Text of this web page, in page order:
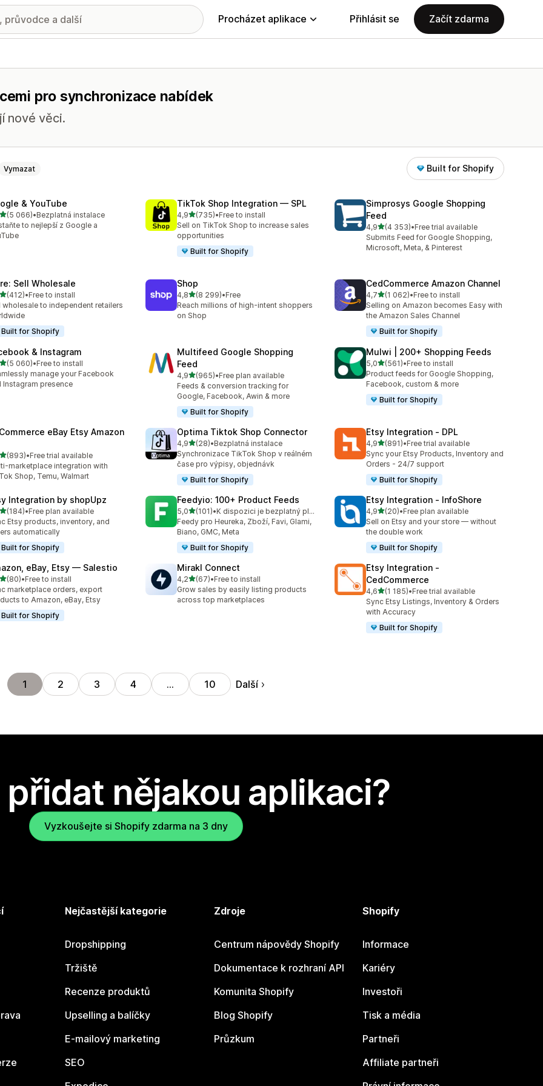
Procházet aplikace Přihlásit se Začít zdarma
pro synchronizace nabídek
nové věci.
Vymazat Built for Shopify
& YouTube
z 5 hvězd
(5 066)počet recenzí: 5066
•Bezplatná instalace
to nejlepší z Google a
TikTok Shop Integration — SPL
4,9z 5 hvězd
(735)
Celkový počet recenzí: 735
•Free to install
Sell on TikTok Shop to increase sales
opportunities
Built for Shopify
Simprosys Google Shopping
Feed
4,9z 5 hvězd
(4 353)
Celkový počet recenzí: 4353
•Free trial available
Submits Feed for Google Shopping,
Microsoft, Meta, & Pinterest
Sell Wholesale
z 5 hvězd
(412)počet recenzí: 412
•Free to install
wholesale to independent retailers
Built for Shopify
Shop
4,8z 5 hvězd
(8 299)
Celkový počet recenzí: 8299
•Free
Reach millions of high-intent shoppers
on Shop
CedCommerce Amazon Channel
4,7z 5 hvězd
(1 062)
Celkový počet recenzí: 1062
•Free to install
Selling on Amazon becomes Easy with
the Amazon Sales Channel
Built for Shopify
& Instagram
z 5 hvězd
(5 060)
počet recenzí: 5060
•Free to install
manage your Facebook
Instagram presence
Multifeed Google Shopping
Feed
4,9z 5 hvězd
(965)
Celkový počet recenzí: 965
•Free plan available
Feeds & conversion tracking for
Google, Facebook, Awin & more
Built for Shopify
Mulwi | 200+ Shopping Feeds
5,0z 5 hvězd
(561)
Celkový počet recenzí: 561
•Free to install
Product feeds for Google Shopping,
Facebook, custom & more
Built for Shopify
eBay Etsy Amazon
z 5 hvězd
(893)počet recenzí: 893
•Free trial available
marketplace integration with
Shop, Temu, Walmart
Optima Tiktok Shop Connector
4,9z 5 hvězd
(28)
Celkový počet recenzí: 28
•Bezplatná instalace
Synchronizace TikTok Shop v reálném
čase pro výpisy, objednávk
Built for Shopify
Etsy Integration ‑ DPL
4,9z 5 hvězd
(891)
Celkový počet recenzí: 891
•Free trial available
Sync your Etsy Products, Inventory and
Orders - 24/7 support
Built for Shopify
Integration by shopUpz
z 5 hvězd
(184)počet recenzí: 184
•Free plan available
Etsy products, inventory, and
automatically
Built for Shopify
Feedyio: 100+ Product Feeds
5,0z 5 hvězd
(101)
Celkový počet recenzí: 101
•
K dispozici je bezplatný plán
Feedy pro Heureka, Zboží, Favi, Glami,
Biano, GMC, Meta
Built for Shopify
Etsy Integration ‑ InfoShore
4,9z 5 hvězd
(20)
Celkový počet recenzí: 20
•Free plan available
Sell on Etsy and your store — without
the double work
Built for Shopify
eBay, Etsy — Salestio
z 5 hvězd
(80)počet recenzí: 80
•Free to install
marketplace orders, export
to Amazon, eBay, Etsy
Built for Shopify
Mirakl Connect
4,2z 5 hvězd
(67)
Celkový počet recenzí: 67
•Free to install
Grow sales by easily listing products
across top marketplaces
Etsy Integration ‑
CedCommerce
4,6z 5 hvězd
(1 185)
Celkový počet recenzí: 1185
•Free trial available
Sync Etsy Listings, Inventory & Orders
with Accuracy
Built for Shopify
1 2 3 4 … 10 Další
nějakou aplikaci?
Vyzkoušejte si Shopify zdarma na 3 dny
Nejčastější kategorie
Dropshipping
Tržiště
Recenze produktů
Upselling a balíčky
E-mailový marketing
SEO
Zdroje
Centrum nápovědy Shopify
Dokumentace k rozhraní API
Komunita Shopify
Blog Shopify
Průzkum
Shopify
Informace
Kariéry
Investoři
Tisk a média
Partneři
Affiliate partneři